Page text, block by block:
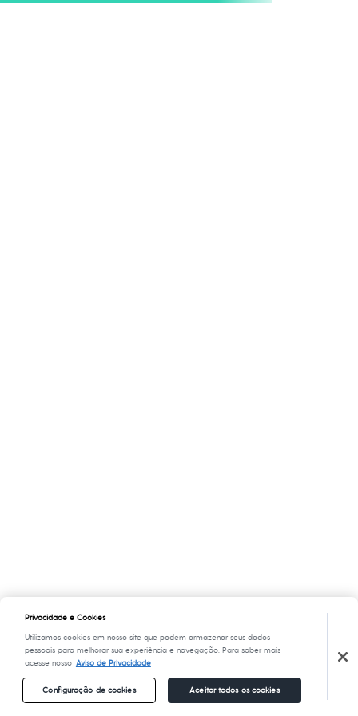
Privacidade e Cookies
Utilizamos cookies em nosso site que podem armazenar seus dados
pessoais para melhorar sua experiência e navegação. Para saber mais
acesse nosso Aviso de Privacidade
Configuração de cookies Aceitar todos os cookies